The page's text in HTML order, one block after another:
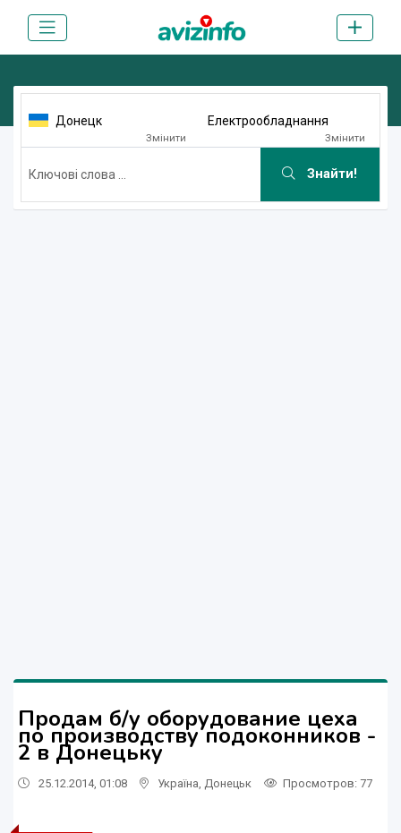
Донецк
Змінити
Електрообладнання
Змінити
Знайти!
Продам б/у оборудование цеха
по производству подоконников -
2 в Донецьку
25.12.2014, 01:08 Україна Донецьк Просмотров: 77